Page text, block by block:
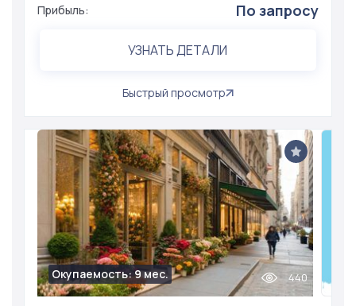
Прибыль: По запросу
УЗНАТЬ ДЕТАЛИ
Быстрый просмотр
Окупаемость: 9 мес. 440